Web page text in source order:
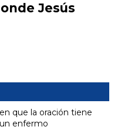
Jesús
que la oración tiene
enfermo